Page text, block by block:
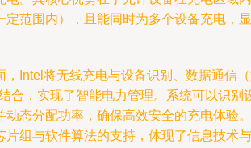
定范围内），且能同时为多个设备充电，显
，Intel将无线充电与设备识别、数据通信
合，实现了智能电力管理。系统可以识别
动态分配功率，确保高效安全的充电体验。
片组与软件算法的支持，体现了信息技术与